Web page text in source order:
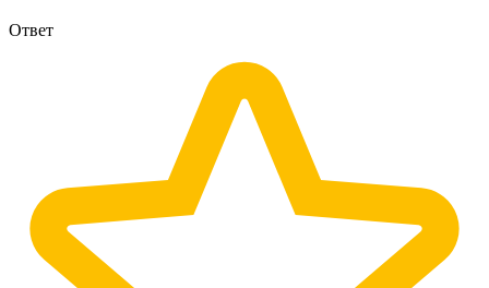
Ответ